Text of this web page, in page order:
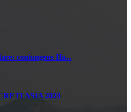
coniungens Ha...
ASIA 2023